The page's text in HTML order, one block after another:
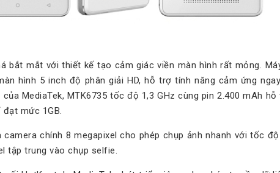
bắt mắt với thiết kế tạo cảm giác viền màn hình rất mỏng.
hình 5 inch độ phân giải HD, hỗ trợ tính năng cảm ứng
MediaTek, MTK6735 tốc độ 1,3 GHz cùng pin 2.400 mAh
mức 1GB.
chính 8 megapixel cho phép chụp ảnh nhanh với tốc
tập trung vào chụp selfie.